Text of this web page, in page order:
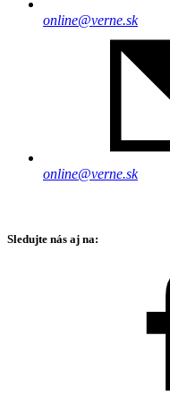
online@verne.sk
online@verne.sk
Sledujte nás aj na: